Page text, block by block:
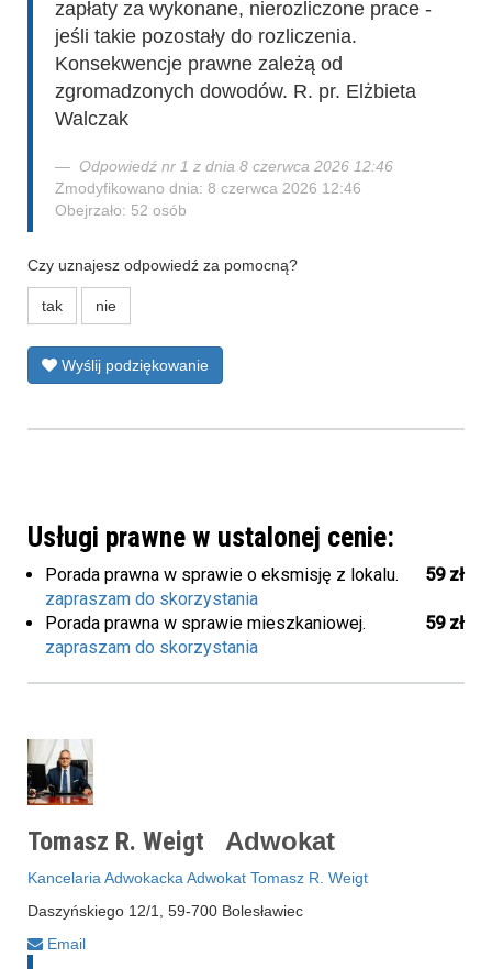
zapłaty za wykonane, nierozliczone prace -
jeśli takie pozostały do rozliczenia.
Konsekwencje prawne zależą od
zgromadzonych dowodów. R. pr. Elżbieta
Walczak
Odpowiedź nr 1 z dnia 8 czerwca 2026 12:46
Zmodyfikowano dnia: 8 czerwca 2026 12:46
Obejrzało: 52 osób
Czy uznajesz odpowiedź za pomocną?
tak nie
Wyślij podziękowanie
Usługi prawne w ustalonej cenie:
Porada prawna w sprawie o eksmisję z lokalu.
59 zł
zapraszam do skorzystania
Porada prawna w sprawie mieszkaniowej.
59 zł
zapraszam do skorzystania
Tomasz R. Weigt Adwokat
Kancelaria Adwokacka Adwokat Tomasz R. Weigt
Daszyńskiego 12/1, 59-700 Bolesławiec
Email